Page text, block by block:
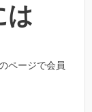
は
ページで会員